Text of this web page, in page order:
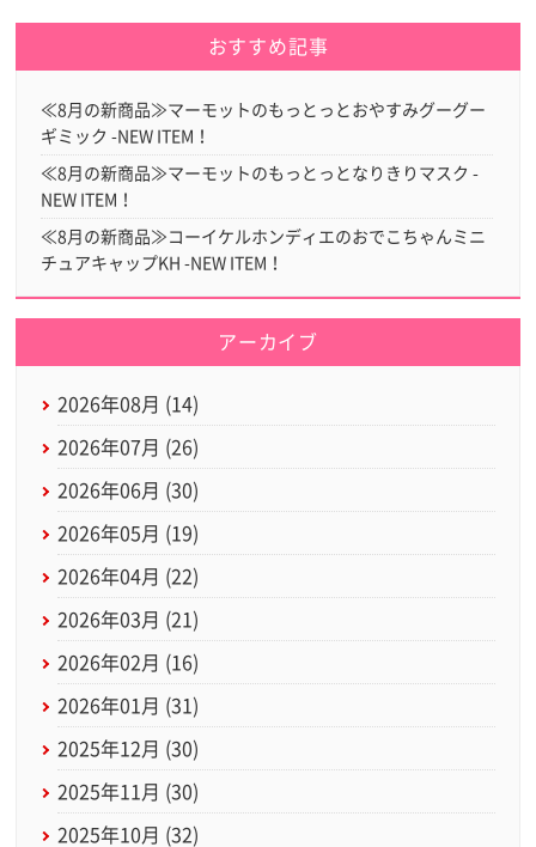
おすすめ記事
≪8月の新商品≫マーモットのもっとっとおやすみグーグー
ギミック -NEW ITEM！
≪8月の新商品≫マーモットのもっとっとなりきりマスク -
NEW ITEM！
≪8月の新商品≫コーイケルホンディエのおでこちゃんミニ
チュアキャップKH -NEW ITEM！
アーカイブ
2026年08月 (14)
2026年07月 (26)
2026年06月 (30)
2026年05月 (19)
2026年04月 (22)
2026年03月 (21)
2026年02月 (16)
2026年01月 (31)
2025年12月 (30)
2025年11月 (30)
2025年10月 (32)